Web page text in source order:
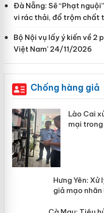
Đà Nẵng: Sẽ “Phạt
vi rác thải, đổ trộm chất
Bộ Nội vụ lấy ý kiến về 2
Việt Nam' 24/11/2026
Chống hàng giả
Lào Cai
mại
Hưng
hàng giả